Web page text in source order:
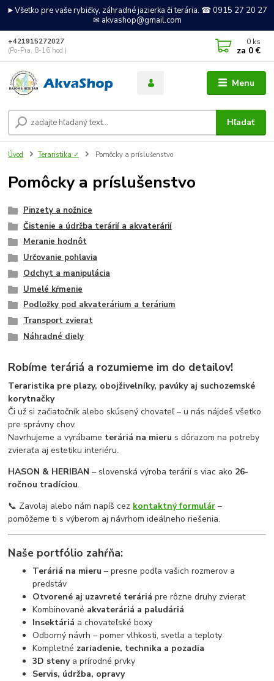
►Všetko pre vaše rybičky, záhradné jazierka či terária. ☎ 0915 27 20 27
✉ akvashop@gmail.com
Menu
Hľadať
+421915272027
(Po-Pia, 8-16 hod.)
0 ks
za 0 €
Úvod Teraristika ✓ Pomôcky a príslušenstvo
Pomôcky a príslušenstvo
Pinzety a nožnice
Čistenie a údržba terárií a akvaterárií
Meranie hodnôt
Určovanie pohlavia
Odchyt a manipulácia
Umelé kŕmenie
Podložky pod akvaterárium a terárium
Transport zvierat
Náhradné diely
Robíme teráriá a rozumieme im do detailov!
Teraristika pre plazy, obojživelníky, pavúky aj suchozemské
korytnačky
Či už si začiatočník alebo skúsený chovateľ – u nás nájdeš všetko
pre správny chov.
Navrhujeme a vyrábame teráriá na mieru s dôrazom na potreby
zvieraťa aj estetiku interiéru.
HASON & HERIBAN – slovenská výroba terárií s viac ako 26-
ročnou tradíciou.
📞 Zavolaj alebo nám napíš cez kontaktný formulár –
pomôžeme ti s výberom aj návrhom ideálneho riešenia.
Naše portfólio zahŕňa:
Teráriá na mieru – presne podľa vašich rozmerov a
predstáv
Otvorené aj uzavreté teráriá pre rôzne druhy zvierat
Kombinované akvateráriá a paludáriá
Insektáriá a chovateľské boxy
Odborný návrh – pomer vlhkosti, svetla a teploty
Kompletné zariadenie, technika a pozadia
3D stenya prírodné prvky
Servis, údržba, opravy